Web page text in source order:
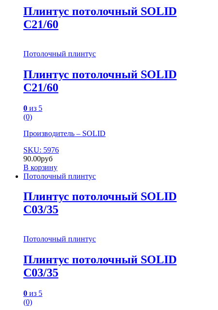
Плинтус потолочный SOLID
C21/60
Потолочный плинтус
Плинтус потолочный SOLID
C21/60
0 из 5
(0)
Производитель – SOLID
SKU: 5976
90.00руб
В корзину
Потолочный плинтус
Плинтус потолочный SOLID
C03/35
Потолочный плинтус
Плинтус потолочный SOLID
C03/35
0 из 5
(0)